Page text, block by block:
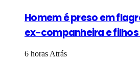
Homem é preso em
ex-companheira e
6 horas Atrás